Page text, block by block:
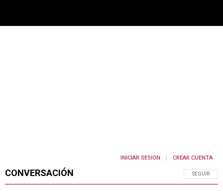
CONVERSACIÓN SIGA ESTA
SEGUIR
INICIAR SESIÓN CREAR CUENTA